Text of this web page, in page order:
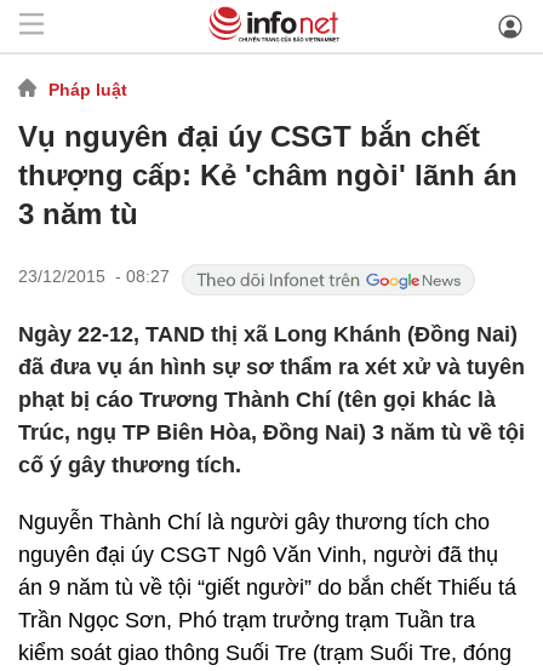
Pháp luật
Vụ nguyên đại úy CSGT bắn chết
thượng cấp: Kẻ 'châm ngòi' lãnh án
3 năm tù
23/12/2015 - 08:27
Ngày 22-12, TAND thị xã Long Khánh (Đồng Nai)
đã đưa vụ án hình sự sơ thẩm ra xét xử và tuyên
phạt bị cáo Trương Thành Chí (tên gọi khác là
Trúc, ngụ TP Biên Hòa, Đồng Nai) 3 năm tù về tội
cố ý gây thương tích.
Nguyễn Thành Chí là người gây thương tích cho
nguyên đại úy CSGT Ngô Văn Vinh, người đã thụ
án 9 năm tù về tội “giết người” do bắn chết Thiếu tá
Trần Ngọc Sơn, Phó trạm trưởng trạm Tuần tra
kiểm soát giao thông Suối Tre (trạm Suối Tre, đóng